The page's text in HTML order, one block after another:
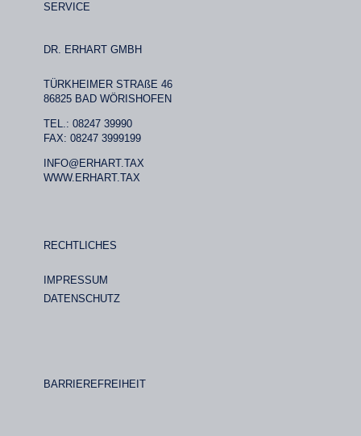
SERVICE
DR. ERHART GMBH
TÜRKHEIMER STRAßE 46
86825 BAD WÖRISHOFEN
TEL.: 08247 39990
FAX: 08247 3999199
INFO@ERHART.TAX
WWW.ERHART.TAX
RECHTLICHES
IMPRESSUM
DATENSCHUTZ
BARRIEREFREIHEIT